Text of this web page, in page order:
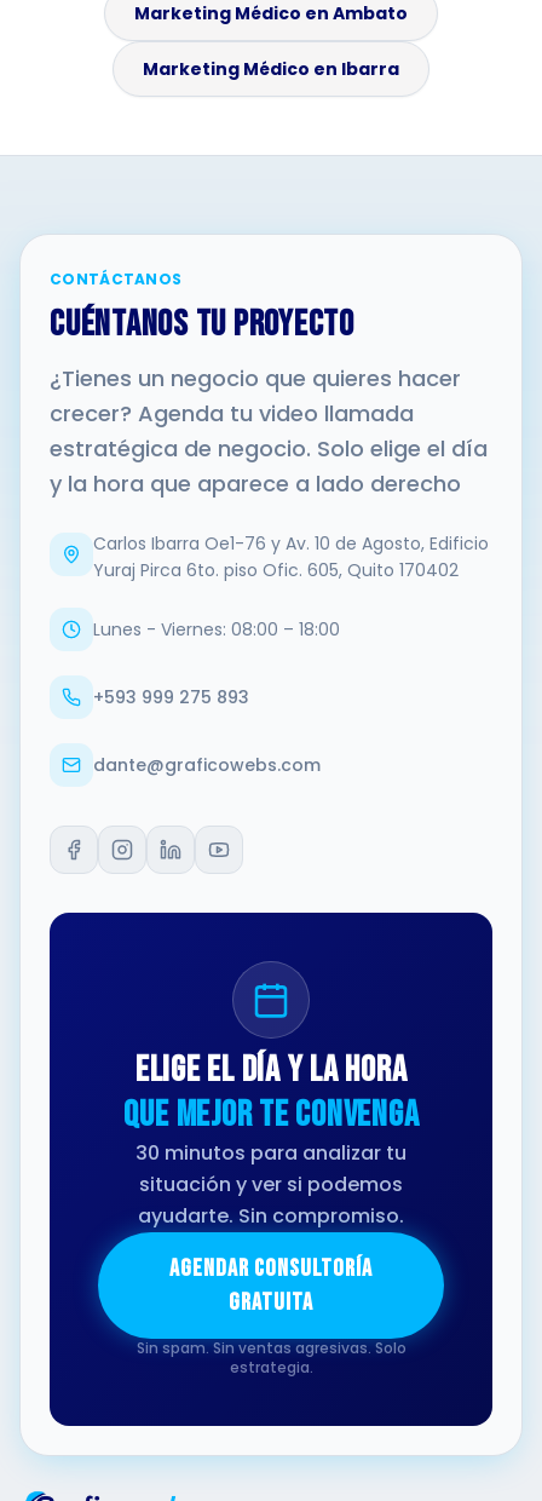
Marketing Médico en Ambato
Marketing Médico en Ibarra
CONTÁCTANOS
CUÉNTANOS TU PROYECTO
¿Tienes un negocio que quieres hacer
crecer? Agenda tu video llamada
estratégica de negocio. Solo elige el día
y la hora que aparece a lado derecho
Carlos Ibarra Oe1-76 y Av. 10 de Agosto, Edificio
Yuraj Pirca 6to. piso Ofic. 605, Quito 170402
Lunes - Viernes: 08:00 – 18:00
+593 999 275 893
dante@graficowebs.com
Elige el día y la hora
que mejor te convenga
30 minutos para analizar tu
situación y ver si podemos
ayudarte. Sin compromiso.
AGENDAR CONSULTORÍA
GRATUITA
Sin spam. Sin ventas agresivas. Solo
estrategia.